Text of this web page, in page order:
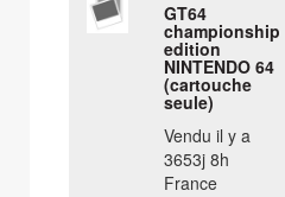
GT64
championship
edition
NINTENDO 64
(cartouche
seule)
Vendu il y a
3653j 8h
France